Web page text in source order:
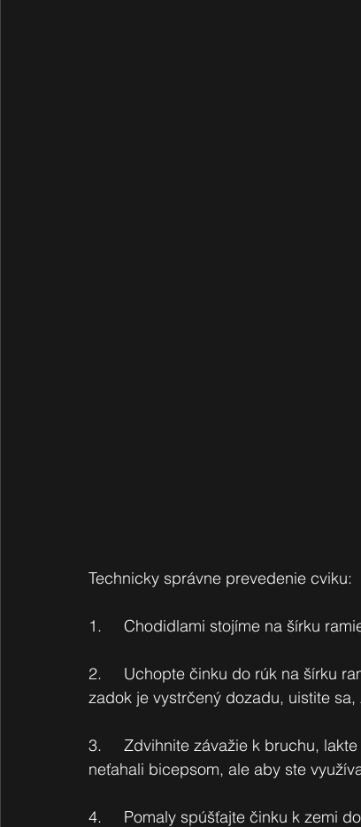
Technicky správne prevedenie cviku:
1.     Chodidlami stojíme na šírku
2.     Uchopte činku do rúk na šírku
zadok je vystrčený dozadu, uistite
3.     Zdvihnite závažie k bruchu,
neťahali bicepsom, ale aby ste
4.     Pomaly spúšťajte činku k zemi